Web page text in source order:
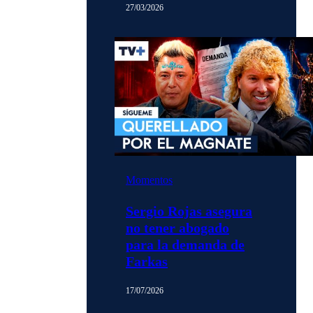
27/03/2026
Momentos
Sergio Rojas asegura
no tener abogado
para la demanda de
Farkas
17/07/2026